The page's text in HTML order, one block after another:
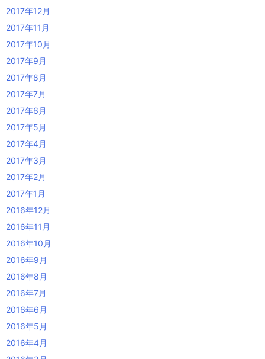
2017年12月
2017年11月
2017年10月
2017年9月
2017年8月
2017年7月
2017年6月
2017年5月
2017年4月
2017年3月
2017年2月
2017年1月
2016年12月
2016年11月
2016年10月
2016年9月
2016年8月
2016年7月
2016年6月
2016年5月
2016年4月